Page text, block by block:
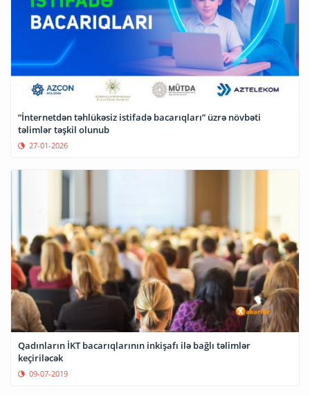
“İnternetdən təhlükəsiz istifadə bacarıqları” üzrə növbəti
təlimlər təşkil olunub
27-01-2026
Qadınların İKT bacarıqlarının inkişafı ilə bağlı təlimlər
keçiriləcək
09-07-2019